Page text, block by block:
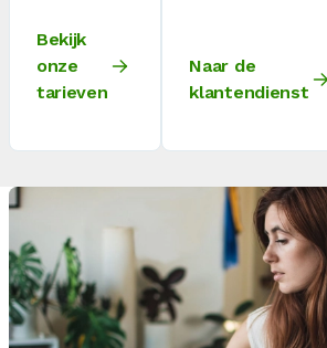
Bekijk
onze
tarieven
Naar de
klantendienst